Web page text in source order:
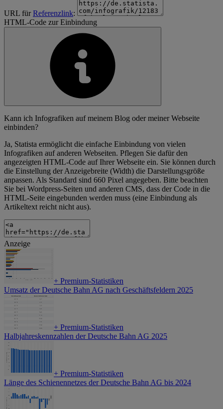
URL fürReferenzlink:
HTML-Code zur Einbindung
Kann ich Infografiken auf meinem Blog oder meiner Webseite
einbinden?
Ja, Statista ermöglicht die einfache Einbindung von vielen
Infografiken auf anderen Webseiten. Pflegen Sie dafür den
angezeigten HTML-Code auf Ihrer Webseite ein. Sie können durch
die Einstellung der Anzeigebreite (Width) die Darstellungsgröße
anpassen. Als Standard sind 660 Pixel angegeben. Bitte beachten
Sie bei Wordpress-Seiten und anderen CMS, dass der Code in die
HTML-Seite eingebunden werden muss (eine Einbindung als
Artikeltext reicht nicht aus).
Anzeige
+ Premium-Statistiken
Umsatz der Deutsche Bahn AG nach Geschäftsfeldern 2025
+ Premium-Statistiken
Halbjahreskennzahlen der Deutsche Bahn AG 2025
+ Premium-Statistiken
Länge des Schienennetzes der Deutsche Bahn AG bis 2024